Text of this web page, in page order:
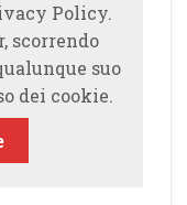
Policy.
scorrendo
suo
dei cookie.